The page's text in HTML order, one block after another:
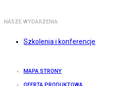
NASZE WYDARZENIA
Szkolenia i konferencje
MAPA STRONY